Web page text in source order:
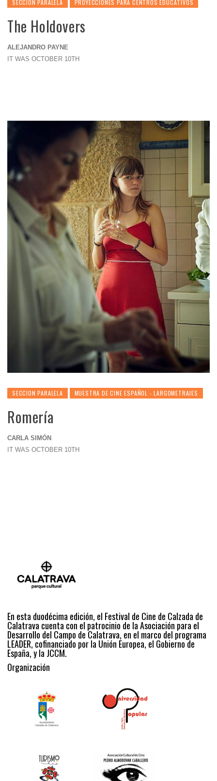
SECCION PARALELA PROYECCIONES PARA CENTROS EDUCATIVOS
The Holdovers
ALEJANDRO PAYNE
IT WAS OCTOBER 10TH
SECCION PARALELA MUESTRA DE CINE ESPAÑOL - LARGOMETRAJES
Romería
CARLA SIMÓN
IT WAS OCTOBER 10TH
En esta duodécima edición, el Festival de Cine de Calzada de
Calatrava cuenta con el patrocinio de la Asociación para el
Desarrollo del Campo de Calatrava, en el marco del programa
LEADER, cofinanciado por la Unión Europea, el Gobierno de
España, y la JCCM.
Organización